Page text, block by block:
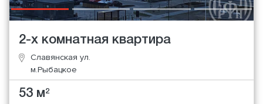
2-х комнатная квартира
Славянская ул.
м.Рыбацкое
53 м2